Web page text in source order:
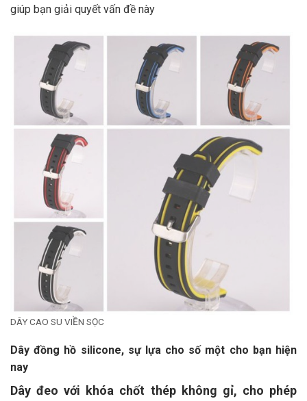
giúp bạn giải quyết vấn đề này
DÂY CAO SU VIỀN SỌC
Dây đồng hồ silicone, sự lựa cho số một cho bạn hiện
nay
Dây đeo với khóa chốt thép không gỉ, cho phép